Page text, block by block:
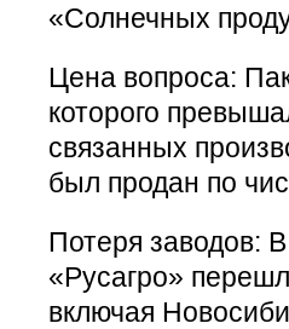
«Солнечных
Цена вопроса:
которого
связанных
был продан по
Потеря заводов:
«Русагро»
включая